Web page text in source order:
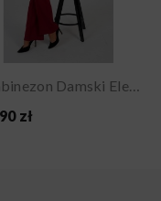
Kombinezon Damski Elegancki Gorsetowy Na Wesele...
zł